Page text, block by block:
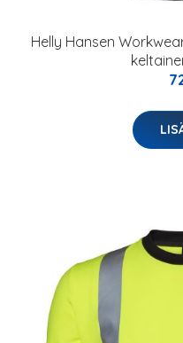
Helly Hansen